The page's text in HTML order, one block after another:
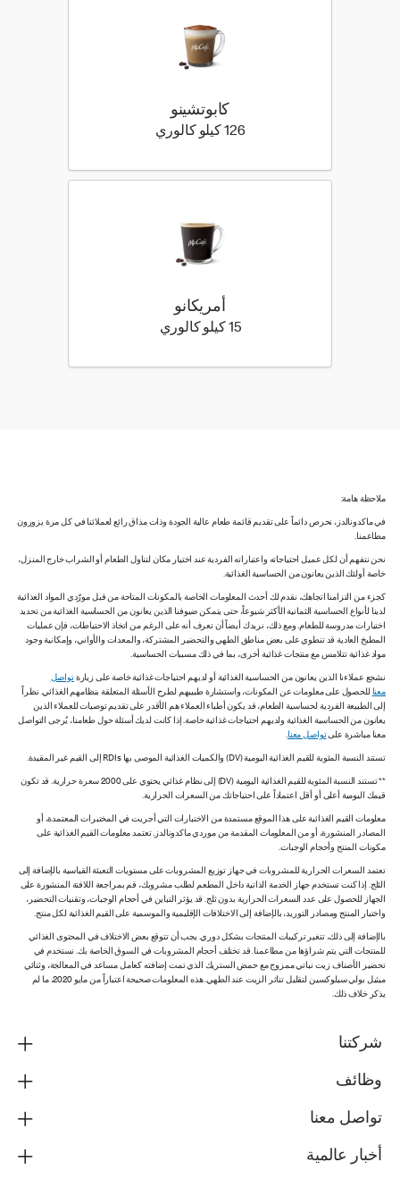
كابوتشينو
126 كيلو كالوري
أمريكانو
15 كيلو كالوري
ملاحظة هامة:
في ماكدونالدز، نحرص دائماً على تقديم قائمة طعام عالية الجودة وذات مذاق رائع لعملائنا في كل مرة يزورون
مطاعمنا.
نحن نتفهم أن لكل عميل احتياجاته واعتباراته الفردية عند اختيار مكان لتناول الطعام أو الشراب خارج المنزل،
خاصة أولئك الذين يعانون من الحساسية الغذائية.
كجزء من التزامنا اتجاهك، نقدم لك أحدث المعلومات الخاصة بالمكونات المتاحة من قبل مورّدي المواد الغذائية
لدينا لأنواع الحساسية الثمانية الأكثر شيوعاً، حتى يتمكن ضيوفنا الذين يعانون من الحساسية الغذائية من تحديد
اختيارات مدروسة للطعام. ومع ذلك، نريدك أيضاً أن تعرف أنه على الرغم من اتخاذ الاحتياطات، فإن عمليات
المطبخ العادية قد تنطوي على بعض مناطق الطهي والتحضير المشتركة، والمعدات والأواني، وإمكانية وجود
مواد غذائية تتلامس مع منتجات غذائية أخرى، بما في ذلك مسببات الحساسية.
نشجع عملاءنا الذين يعانون من الحساسية الغذائية أو لديهم احتياجات غذائية خاصة على زيارةتواصل
معنا للحصول على معلومات عن المكونات، واستشارة طبيبهم لطرح الأسئلة المتعلقة بنظامهم الغذائي. نظراً
إلى الطبيعة الفردية لحساسية الطعام، قد يكون أطباء العملاء هم الأقدر على تقديم توصيات للعملاء الذين
يعانون من الحساسية الغذائية ولديهم احتياجات غذائية خاصة. إذا كانت لديك أسئلة حول طعامنا، يُرجى التواصل
معنا مباشرة علىتواصل معنا.
تستند النسبة المئوية للقيم الغذائية اليومية (DV) والكميات الغذائية الموصى بها RDIs إلى القيم غير المقيدة.
** تستند النسبة المئوية للقيم الغذائية اليومية (DV) إلى نظام غذائي يحتوي على 2000 سعرة حرارية. قد تكون
قيمك اليومية أعلى أو أقل اعتماداً على احتياجاتك من السعرات الحرارية.
معلومات القيم الغذائية على هذا الموقع مستمدة من الاختبارات التي أجريت في المختبرات المعتمدة، أو
المصادر المنشورة، أو من المعلومات المقدمة من موردي ماكدونالدز. تعتمد معلومات القيم الغذائية على
مكونات المنتج وأحجام الوجبات.
تعتمد السعرات الحرارية للمشروبات في جهاز توزيع المشروبات على مستويات التعبئة القياسية بالإضافة إلى
الثلج. إذا كنت تستخدم جهاز الخدمة الذاتية داخل المطعم لطلب مشروبك، قم بمراجعة اللافتة المنشورة على
الجهاز للحصول على عدد السعرات الحرارية بدون ثلج. قد يؤثر التباين في أحجام الوجبات، وتقنيات التحضير،
واختبار المنتج ومصادر التوريد، بالإضافة إلى الاختلافات الإقليمية والموسمية على القيم الغذائية لكل منتج.
بالإضافة إلى ذلك، تتغير تركيبات المنتجات بشكل دوري. يجب أن تتوقع بعض الاختلاف في المحتوى الغذائي
للمنتجات التي يتم شراؤها من مطاعمنا. قد تختلف أحجام المشروبات في السوق الخاصة بك. نستخدم في
تحضير الأصناف زيت نباتي ممزوج مع حمض الستريك الذي تمت إضافته كعامل مساعد في المعالجة، وثنائي
ميثيل بولي سيلوكسين لتقليل تناثر الزيت عند الطهي. هذه المعلومات صحيحة اعتباراً من مايو 2020، ما لم
يذكر خلاف ذلك.
شركتنا
وظائف
تواصل معنا
أخبار عالمية